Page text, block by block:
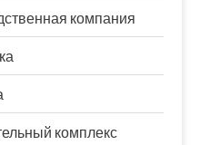
компания
комплекс